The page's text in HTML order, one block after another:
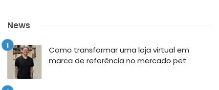
News
Como transformar uma loja virtual em
marca de referência no mercado pet